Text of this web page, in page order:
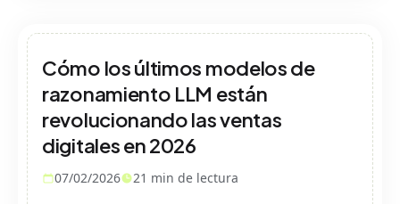
Cómo los últimos modelos de
razonamiento LLM están
revolucionando las ventas
digitales en 2026
07/02/2026 21 min de lectura